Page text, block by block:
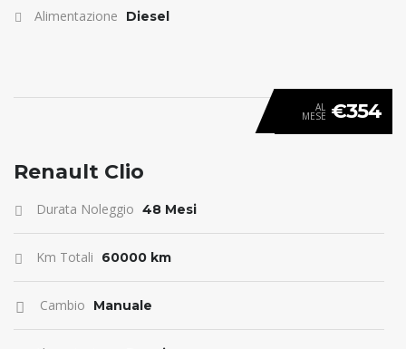
Alimentazione Diesel
ANTICIPO 0
AL
MESE €354
Renault Clio
Durata Noleggio 48 Mesi
Km Totali 60000 km
Cambio Manuale